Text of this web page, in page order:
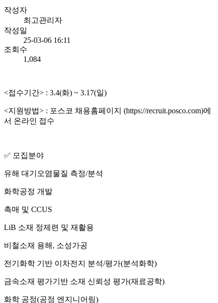
작성자
최고관리자
작성일
25-03-06 16:11
조회수
1,084
<접수기간> : 3.4(화) ~ 3.17(일)
<지원방법> : 포스코 채용홈페이지 (https://recruit.posco.com)에
서 온라인 접수
✅ 모집분야
유해 대기오염물질 측정/분석
화학공정 개발
촉매 및 CCUS
LiB 소재 정제련 및 재활용
비철소재 용해, 소성가공
전기화학 기반 이차전지 분석/평가(분석화학)
금속소재 평가기반 소재 신뢰성 평가(재료공학)
화학 공정(공정 엔지니어링)